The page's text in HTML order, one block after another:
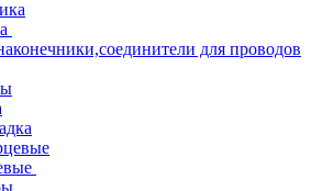
для проводов